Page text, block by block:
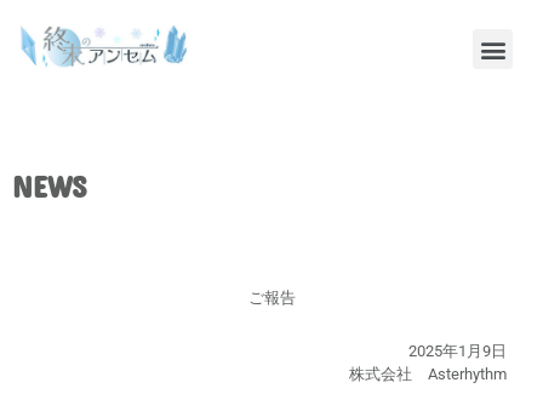
NEWS
ご報告
2025年1月9日
株式会社 Asterhythm